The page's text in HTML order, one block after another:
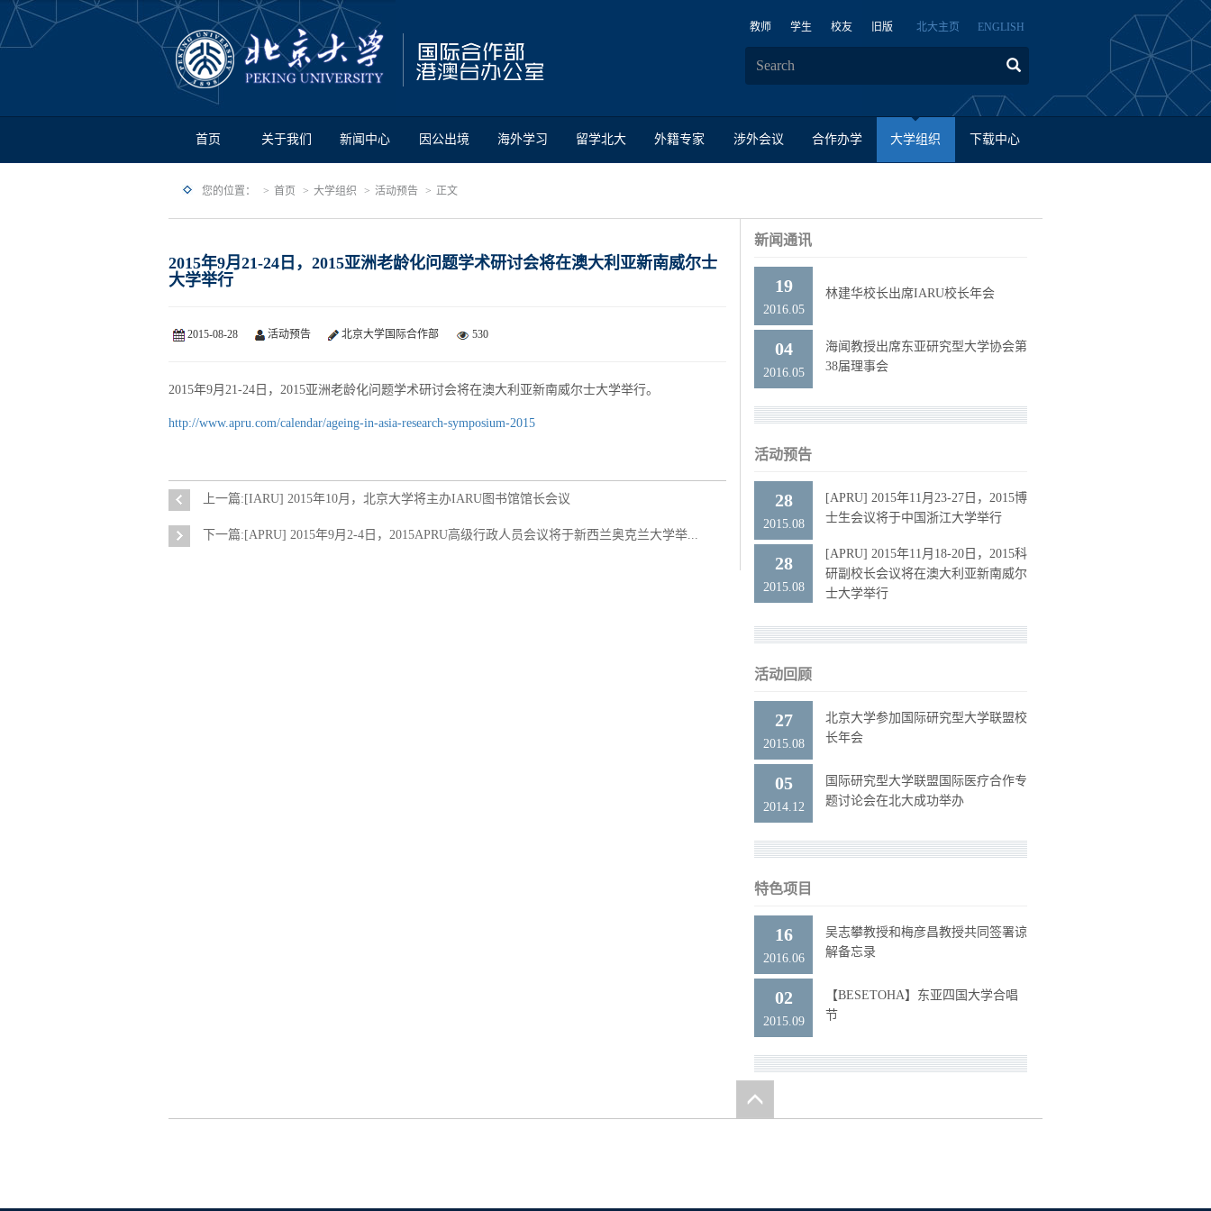
教师 学生 校友 旧版 北大主页 ENGLISH
首页 关于我们 新闻中心 因公出境 海外学习 留学北大 外籍专家 涉外会议 合作办学 大学组织 下载中心
您的位置： 首页 大学组织 活动预告 正文
2015年9月21-24日，2015亚洲老龄化问题学术研讨会将在澳大利亚新南威尔士
大学举行
2015-08-28 活动预告 北京大学国际合作部 530
2015年9月21-24日，2015亚洲老龄化问题学术研讨会将在澳大利亚新南威尔士大学举行。
http://www.apru.com/calendar/ageing-in-asia-research-symposium-2015
上一篇:[IARU] 2015年10月，北京大学将主办IARU图书馆馆长会议
下一篇:[APRU] 2015年9月2-4日，2015APRU高级行政人员会议将于新西兰奥克兰大学举...
新闻通讯
19
2016.05
林建华校长出席IARU校长年会
04
2016.05
海闻教授出席东亚研究型大学协会第
38届理事会
活动预告
28
2015.08
[APRU] 2015年11月23-27日，2015博
士生会议将于中国浙江大学举行
28
2015.08
[APRU] 2015年11月18-20日，2015科
研副校长会议将在澳大利亚新南威尔
士大学举行
活动回顾
27
2015.08
北京大学参加国际研究型大学联盟校
长年会
05
2014.12
国际研究型大学联盟国际医疗合作专
题讨论会在北大成功举办
特色项目
16
2016.06
吴志攀教授和梅彦昌教授共同签署谅
解备忘录
02
2015.09
【BESETOHA】东亚四国大学合唱
节